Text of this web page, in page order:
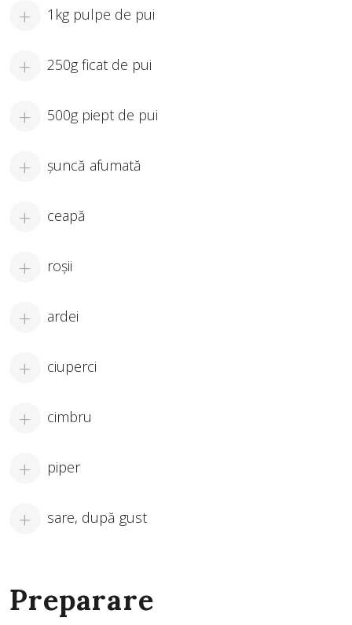
1kg pulpe de pui
250g ficat de pui
500g piept de pui
şuncă afumată
ceapă
roşii
ardei
ciuperci
cimbru
piper
sare, după gust
Preparare